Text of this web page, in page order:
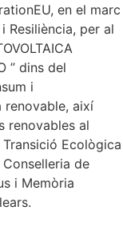
en el marc
Resiliència, per al
” dins del
i
renovable, així
renovables al
Ecològica
de
i Memòria